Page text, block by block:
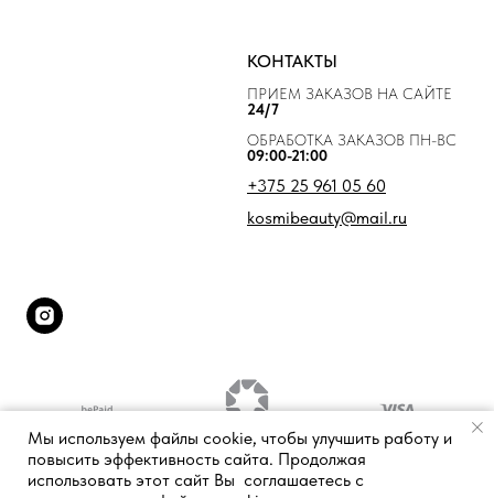
КОНТАКТЫ
ПРИЕМ ЗАКАЗОВ НА САЙТЕ
24/7
ОБРАБОТКА ЗАКАЗОВ ПН-ВС
09:00-21:00
+375 25 961 05 60
kosmibeauty@mail.ru
Мы используем файлы cookie, чтобы улучшить работу и
повысить эффективность сайта. Продолжая
использовать этот сайт Вы соглашаетесь с